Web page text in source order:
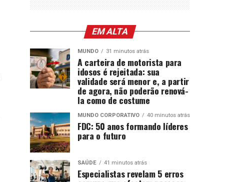
EM ALTA
MUNDO 31 minutos atrás
A carteira de motorista para
idosos é rejeitada: sua
validade será menor e, a partir
de agora, não poderão renová-
la como de costume
MUNDO CORPORATIVO 40 minutos atrás
FDC: 50 anos formando líderes
para o futuro
SAÚDE 41 minutos atrás
Especialistas revelam 5 erros